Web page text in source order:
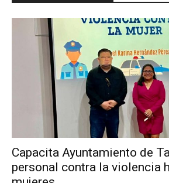
Capacita Ayuntamiento de
personal contra la violencia